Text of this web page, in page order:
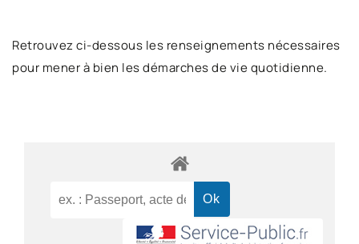
Retrouvez ci-dessous les renseignements nécessaires
pour mener à bien les démarches de vie quotidienne.